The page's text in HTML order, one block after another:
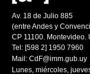
Av. 18 de Julio 885
(entre Andes y
CP 11100. Montevideo.
Tel: [598 2] 1950 7960
Mail: CdF@imm.gub.uy
Lunes, miércoles,